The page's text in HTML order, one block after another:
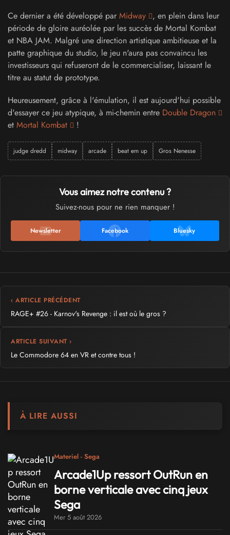
Ce dernier a été développé par Midway
, en plein dans leur
période de gloire auréolée par les succès de Mortal Kombat
et NBA JAM. Malgré une direction artistique ambitieuse et la
patte graphique du studio, le jeu n'aura pas convaincu les
investisseurs qui refuseront de le commercialiser, laissant le
titre au statut de prototype.
Heureusement, grâce à l'émulation, il est aujourd'hui possible
d'essayer ce jeu atypique, à mi-chemin entre Double Dragon
et Mortal Kombat !
judge dredd midway arcade beat em up Gros Nenesse
Vous aimez notre contenu ?
Suivez-nous pour ne rien manquer !
Newsletter Facebook Bluesky
‹ ARTICLE PRÉCÉDENT
RAGE+ #26 - Karnov's Revenge : il est où le gros ?
ARTICLE SUIVANT ›
Le Commodore 64 en VR et contre tous !
À LIRE AUSSI
Materiel - Sega
Arcade1Up ressort OutRun en
borne verticale avec cinq jeux
Sega
Mer 5 août 2026